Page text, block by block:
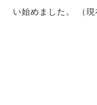
い始めました。 （